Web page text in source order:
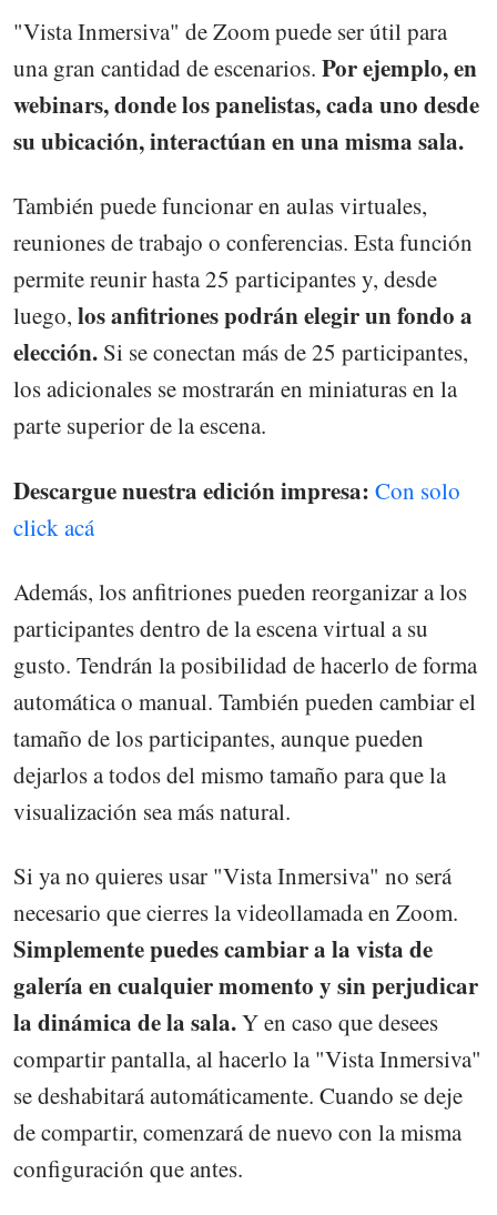
"Vista Inmersiva" de Zoom puede ser útil para
una gran cantidad de escenarios. Por ejemplo, en
webinars, donde los panelistas, cada uno desde
su ubicación, interactúan en una misma sala.
También puede funcionar en aulas virtuales,
reuniones de trabajo o conferencias. Esta función
permite reunir hasta 25 participantes y, desde
luego, los anfitriones podrán elegir un fondo a
elección. Si se conectan más de 25 participantes,
los adicionales se mostrarán en miniaturas en la
parte superior de la escena.
Descargue nuestra edición impresa: Con solo
click acá
Además, los anfitriones pueden reorganizar a los
participantes dentro de la escena virtual a su
gusto. Tendrán la posibilidad de hacerlo de forma
automática o manual. También pueden cambiar el
tamaño de los participantes, aunque pueden
dejarlos a todos del mismo tamaño para que la
visualización sea más natural.
Si ya no quieres usar "Vista Inmersiva" no será
necesario que cierres la videollamada en Zoom.
Simplemente puedes cambiar a la vista de
galería en cualquier momento y sin perjudicar
la dinámica de la sala.Y en caso que desees
compartir pantalla, al hacerlo la "Vista Inmersiva"
se deshabitará automáticamente. Cuando se deje
de compartir, comenzará de nuevo con la misma
configuración que antes.